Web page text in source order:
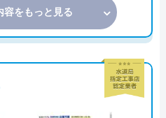
容をもっと見る